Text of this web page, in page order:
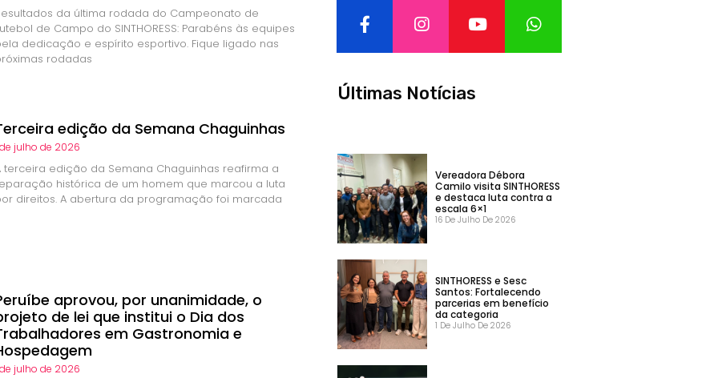
da última rodada do Campeonato de
de Campo do SINTHORESS: Parabéns às equipes
dedicação e espírito esportivo. Fique ligado nas
rodadas
edição da Semana Chaguinhas
de julho de 2026
terceira edição da Semana Chaguinhas reafirma a
histórica de um homem que marcou a luta
direitos. A abertura da programação foi marcada
aprovou, por unanimidade, o
de lei que institui o Dia dos
em Gastronomia e
de julho de 2026
Últimas Notícias
Vereadora Débora
Camilo visita SINTHORESS
e destaca luta contra a
escala 6×1
16 De Julho De 2026
SINTHORESS e Sesc
Santos: Fortalecendo
parcerias em benefício
da categoria
1 De Julho De 2026